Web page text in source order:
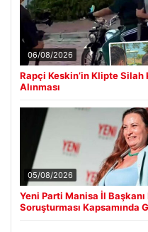
06/08/2026
Rapçi Keskin’in Klipte Silah
Alınması
05/08/2026
Yeni Parti Manisa İl
Soruşturması Kapsamında